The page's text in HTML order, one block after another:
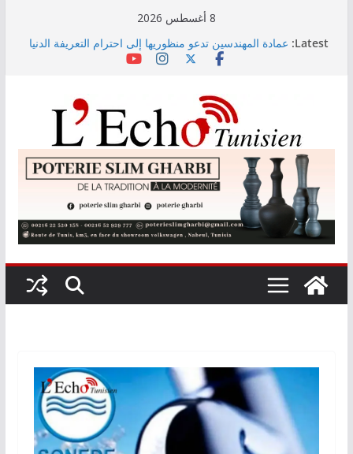
8 أغسطس 2026
Latest: عمادة المهندسين تدعو منظوريها إلى احترام التعريفة الدنيا
أمين بودشارت يلتقي جمهور بنزرت في تجربة موسيقية
استثنائية تجمع الفنان بالجمهور
بالمائة إلى موفى ماي 2026
اختيار معهد باستور مركزا إقليميا لشمال إفريقيا في مراقبة
مياه الصرف الصحي والبيئة